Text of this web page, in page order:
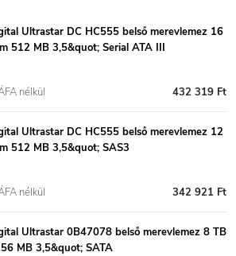
Ultrastar DC HC555 belső merevlemez 16
512 MB 3,5&quot; Serial ATA III
432 319 Ft
nélkül
Ultrastar DC HC555 belső merevlemez 12
512 MB 3,5&quot; SAS3
342 921 Ft
nélkül
Ultrastar 0B47078 belső merevlemez 8 TB
MB 3,5&quot; SATA